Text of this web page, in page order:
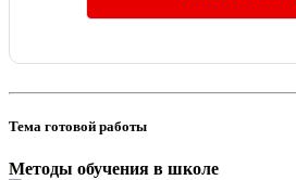
Тема готовой работы
Методы обучения в школе